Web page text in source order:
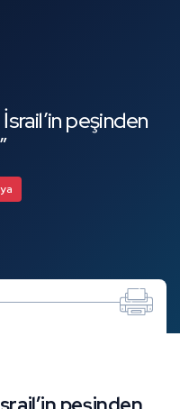
peşinden